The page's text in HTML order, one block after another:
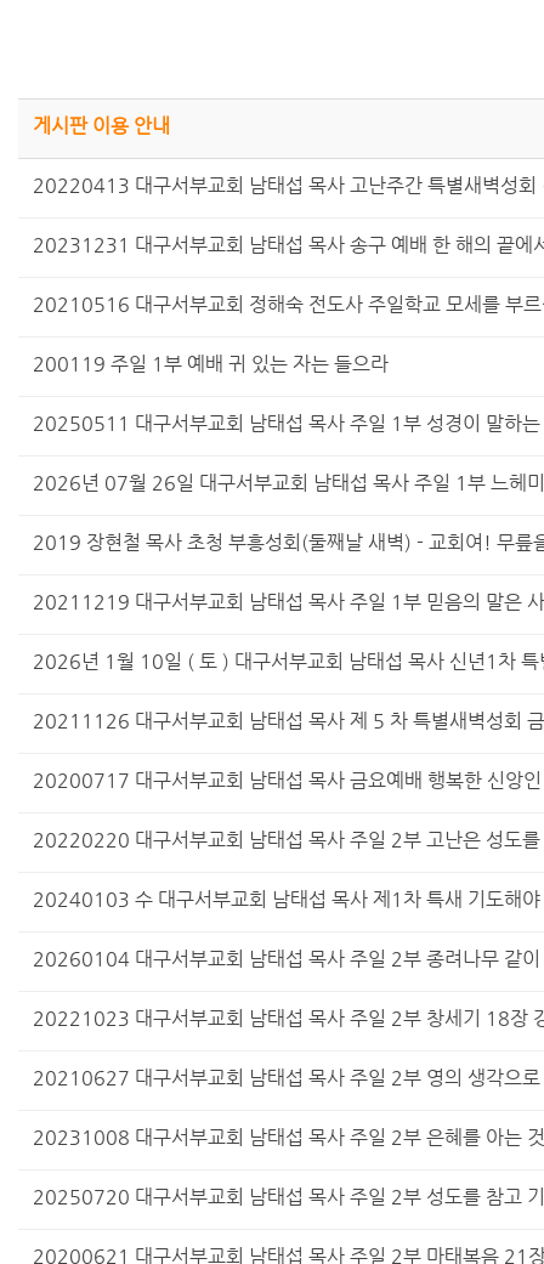
게시판 이용 안내
20220413 대구서부교회 남태섭 목사 고난주간 특별새벽성회
20231231 대구서부교회 남태섭 목사 송구 예배 한 해의 끝에
20210516 대구서부교회 정해숙 전도사 주일학교 모세를 부
200119 주일 1부 예배 귀 있는 자는 들으라
20250511 대구서부교회 남태섭 목사 주일 1부 성경이 말하는
2026년 07월 26일 대구서부교회 남태섭 목사 주일 1부 느헤
2019 장현철 목사 초청 부흥성회(둘째날 새벽) - 교회여! 무릎
20211219 대구서부교회 남태섭 목사 주일 1부 믿음의 말은
2026년 1월 10일 ( 토 ) 대구서부교회 남태섭 목사 신년1차 특
20211126 대구서부교회 남태섭 목사 제 5 차 특별새벽성회
20200717 대구서부교회 남태섭 목사 금요예배 행복한 신앙인
20220220 대구서부교회 남태섭 목사 주일 2부 고난은 성도
20240103 수 대구서부교회 남태섭 목사 제1차 특새 기도해야
20260104 대구서부교회 남태섭 목사 주일 2부 종려나무 같
20221023 대구서부교회 남태섭 목사 주일 2부 창세기 18장
20210627 대구서부교회 남태섭 목사 주일 2부 영의 생각으
20231008 대구서부교회 남태섭 목사 주일 2부 은혜를 아는
20250720 대구서부교회 남태섭 목사 주일 2부 성도를 참고
20200621 대구서부교회 남태섭 목사 주일 2부 마태복음 21